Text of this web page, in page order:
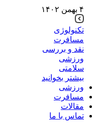
۴ بهمن ۱۴۰۲
تکنولوژی
مسافرت
نقد و بررسی
ورزشی
سلامتی
بیشتر بخوانید
ورزشی
مسافرت
مقالات
تماس با ما